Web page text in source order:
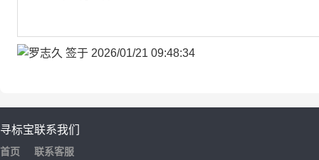
寻标宝
首页
联系我们
联系客服